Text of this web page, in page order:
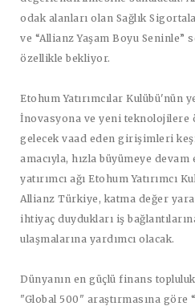
odak alanları olan Sağlık
ve “Allianz Yaşam Boyu
özellikle bekliyor.
Etohum Yatırımcılar Kulübü'nün
İnovasyona ve yeni teknolojilere
gelecek vaad eden girişimleri
amacıyla, hızla büyümeye
yatırımcı ağı Etohum Yatırımcı
Allianz Türkiye, katma değer
ihtiyaç duydukları iş
ulaşmalarına yardımcı olacak.
Dünyanın en güçlü finans
"Global 500" araştırmasına göre